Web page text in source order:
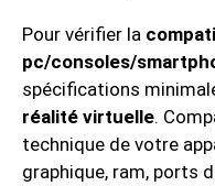
Pour vérifier la
pc/consoles/
spécifications
réalité virtuelle.
technique de votre
graphique, ram, ports